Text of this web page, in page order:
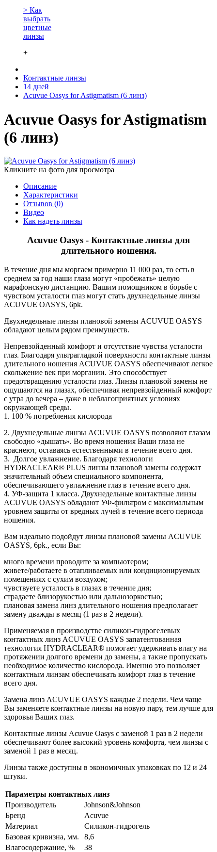
> Как
выбрать
цветные
линзы
+
Контактные линзы
14 дней
Acuvue Oasys for Astigmatism (6 линз)
Acuvue Oasys for Astigmatism
(6 линз)
Кликните на фото для просмотра
Описание
Характеристики
Отзывов (0)
Видео
Как надеть линзы
Acuvue Oasys - Контактные линзы для
длительного ношения.
В течение дня мы моргаем примерно 11 000 раз, то есть в
среднем за год наши глаза могут «пробежать» целую
марафонскую дистанцию. Вашим помощником в борьбе с
чувством усталости глаз могут стать двухнедельные линзы
ACUVUE OASYS, 6pk.
Двухнедельные линзы плановой замены ACUVUE OASYS
обладают целым рядом преимуществ.
Непревзойденный комфорт и отсутствие чувства усталости
глаз. Благодаря ультрагладкой поверхности контактные линзы
длительного ношения ACUVUE OASYS обеспечивают легкое
скольжение век при моргании. Это способствует
предотвращению усталости глаз. Линзы плановой замены не
ощущаются на глазах, обеспечивая непревзойденный комфорт
с утра до вечера – даже в неблагоприятных условиях
окружающей среды.
1. 100 % потребления кислорода
2. Двухнедельные линзы ACUVUE OASYS позволяют глазам
свободно «дышать». Во время ношения Ваши глаза не
краснеют, оставаясь естественными в течение всего дня.
3. Долгое увлажнение. Благодаря технологи
HYDRACLEAR® PLUS линзы плановой замены содержат
значительный объем специального компонента,
обеспечивающего увлажнение глаз в течение всего дня.
4. УФ-защита 1 класса. Двухнедельные контактные линзы
ACUVUE OASYS обладают УФ-фильтром с максимальным
уровнем защиты от вредных лучей в течение всего периода
ношения.
Вам идеально подойдут линзы плановой замены ACUVUE
OASYS, 6pk., если Вы:
много времени проводите за компьютером;
живете/работаете в отапливаемых или кондиционируемых
помещениях с сухим воздухом;
чувствуете усталость в глазах в течение дня;
страдаете близорукостью или дальнозоркостью;
плановая замена линз длительного ношения предполагает
замену дважды в месяц (1 раз в 2 недели).
Применяемая в производстве силикон-гидрогелевых
контактных линз ACUVUE OASYS запатентованная
технология HYDRACLEAR® помогает удерживать влагу на
протяжении долгого времени до замены, а также пропускать
необходимое количество кислорода. Именно это позволяет
контактным линзам обеспечивать комфорт глаз в течение
всего дня.
Замена линз ACUVUE OASYS каждые 2 недели. Чем чаще
Вы заменяете контактные линзы на новую пару, тем лучше для
здоровья Ваших глаз.
Контактные линзы Acuvue Oasys с заменой 1 раз в 2 недели
обеспечивают более высокий уровень комфорта, чем линзы с
заменой 1 раз в месяц.
Линзы также доступны в экономичных упаковках по 12 и 24
штуки.
Параметры контактных линз
Производитель
Johnson&Johnson
Бренд
Acuvue
Материал
Силикон-гидрогель
Базовая кривизна, мм.
8,6
Влагосодержание, %
38